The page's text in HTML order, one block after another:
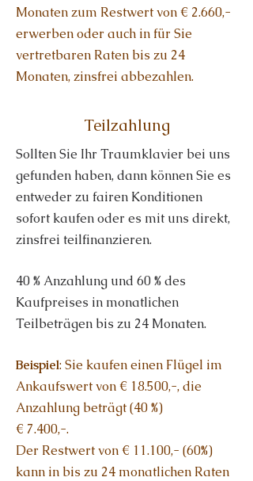
Monaten zum Restwert von € 2.660,-
erwerben oder auch in für Sie
vertretbaren Raten bis zu 24
Monaten, zinsfrei abbezahlen.
Teilzahlung
Sollten Sie Ihr Traumklavier bei uns
gefunden haben, dann können Sie es
entweder zu fairen Konditionen
sofort kaufen oder es mit uns direkt,
zinsfrei teilfinanzieren.
40 % Anzahlung und 60 % des
Kaufpreises in monatlichen
Teilbeträgen bis zu 24 Monaten.
Beispiel: Sie kaufen einen Flügel im
Ankaufswert von € 18.500,-, die
Anzahlung beträgt (40 %)
€ 7.400,-.
Der Restwert von € 11.100,- (60%)
kann in bis zu 24 monatlichen Raten